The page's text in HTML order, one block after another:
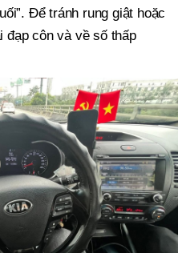
Để tránh rung giật hoặc
đạp côn và về số thấp